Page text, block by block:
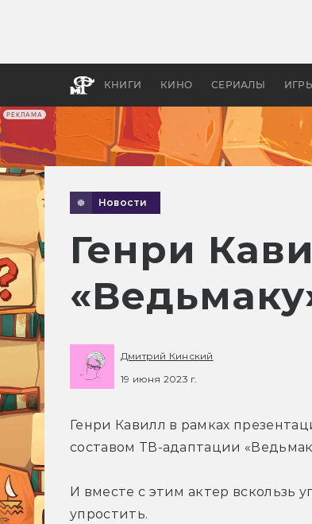
РЕКЛАМА
КНИГИ КИНО СЕРИАЛЫ
Новости
Генри
Дмитрий Кинский
19 июня 2023 г.
Генри Кавилл в рамках
составом ТВ-адаптации
И вместе с этим актер вскользь
упростить.